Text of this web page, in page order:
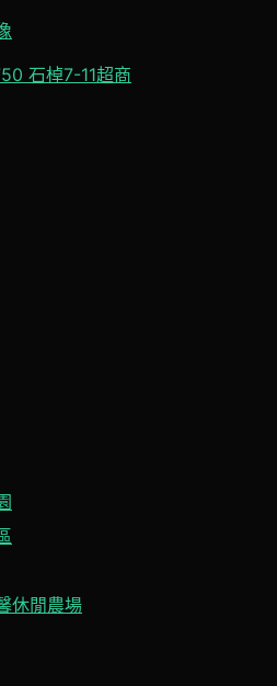
石棹7-11超商
休閒農場